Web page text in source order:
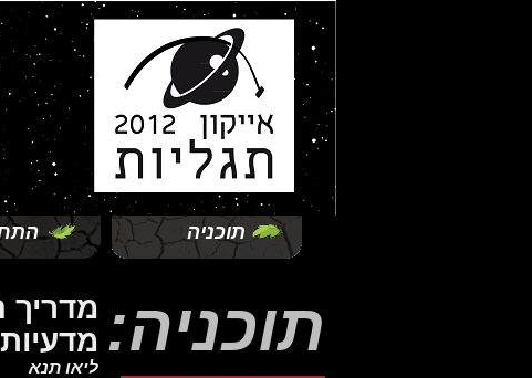
תוכניה
תוכניה: מדריך
ליאו תנא